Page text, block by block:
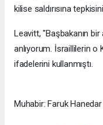
kilise saldırısına
Leavitt, "Başbakanın bir
anlıyorum. İsraillilerin o
ifadelerini kullanmıştı.
Muhabir: Faruk Hanedar